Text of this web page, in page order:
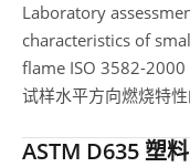
Laboratory
characteristics of
flame ISO 3582-2000
试样水平方向燃烧特
ASTM D635 塑